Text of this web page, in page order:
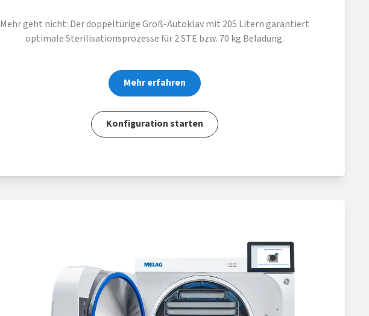
Mehr geht nicht: Der doppeltürige Groß-Autoklav mit 205 Litern garantiert
optimale Sterilisationsprozesse für 2 STE bzw. 70 kg Beladung.
Mehr erfahren
Konfiguration starten